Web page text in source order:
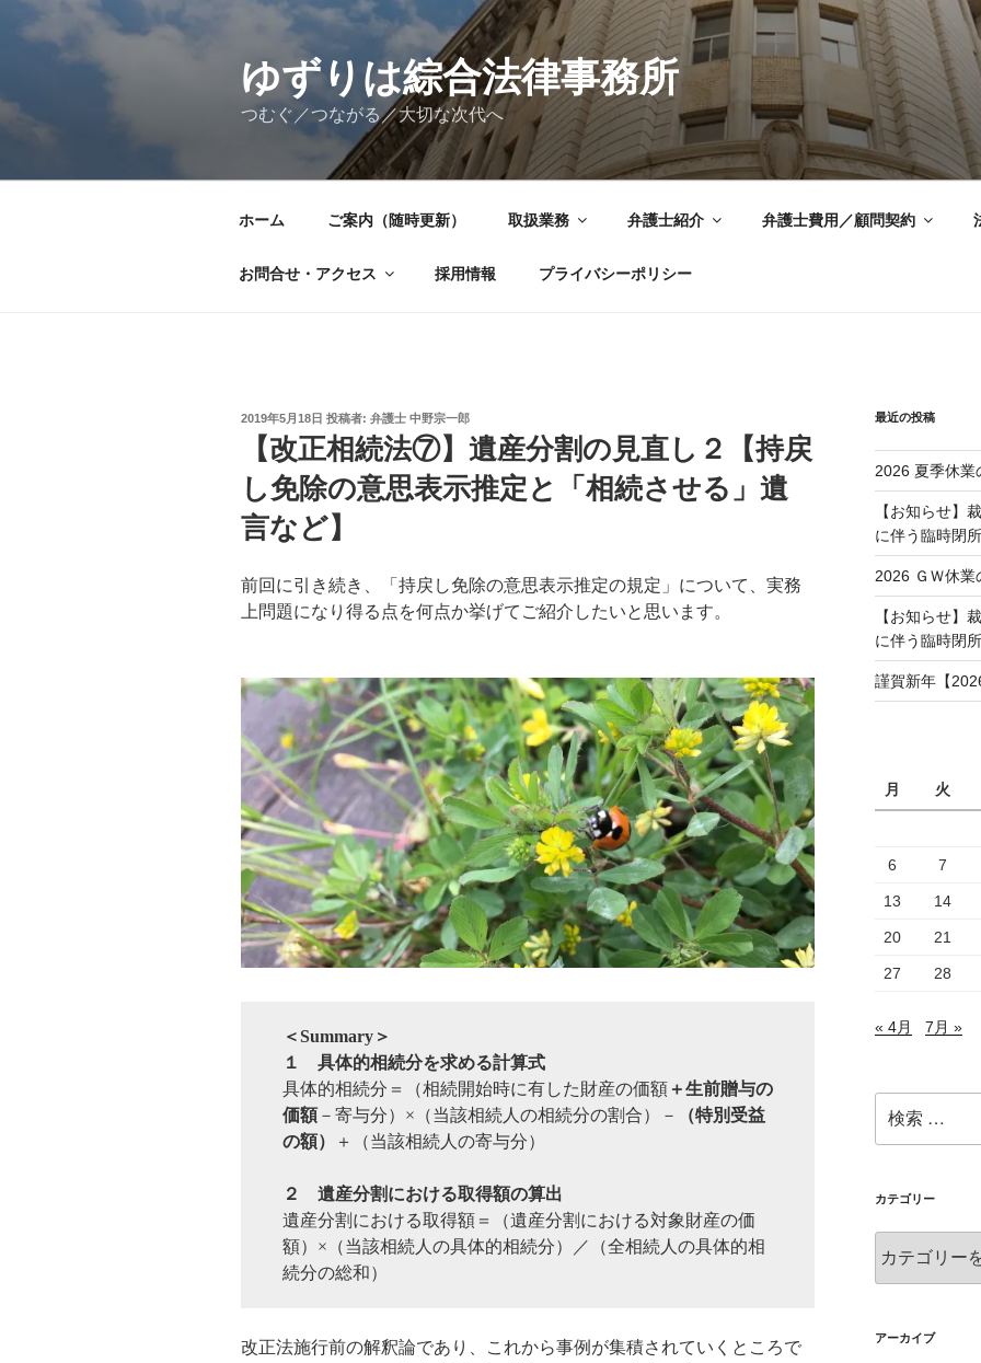
ゆずりは綜合法律事務所
つむぐ／つながる／大切な次代へ
ホーム ご案内（随時更新） 取扱業務 弁護士紹介 弁護士費用／顧問契約
お問合せ・アクセス 採用情報 プライバシーポリシー
投
2019年5月18日 投稿者: 弁護士 中野宗一郎
【改正相続法⑦】遺産分割の見直し２【持戻
し免除の意思表示推定と「相続させる」遺
言など】
前回に引き続き、「持戻し免除の意思表示推定の規定」について、実務
上問題になり得る点を何点か挙げてご紹介したいと思います。
＜Summary＞
１ 具体的相続分を求める計算式
具体的相続分＝（相続開始時に有した財産の価額 ＋生前贈与の
価額－寄与分）×（当該相続人の相続分の割合）－
（特別受益
の額）
＋（当該相続人の寄与分）
２ 遺産分割における取得額の算出
遺産分割における取得額＝（遺産分割における対象財産の価
額）×（当該相続人の具体的相続分）／（全相続人の具体的相
続分の総和）
改正法施行前の解釈論であり、これから事例が集積されていくところで
最近の投稿
2026 夏季休業
【お知らせ】
に伴う臨時閉
2026 ＧＷ休業
【お知らせ】
に伴う臨時閉
謹賀新年【
月 火
6 7
13 14
20 21
27 28
« 4月 7月 »
索:
カテゴリー
テ
ー
アーカイブ